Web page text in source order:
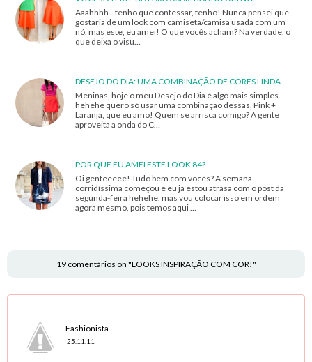
Aaahhhh...tenho que confessar, tenho! Nunca pensei que
gostaria de um look com camiseta/camisa usada com um
nó, mas este, eu amei! O que vocês acham? Na verdade, o
que deixa o visu…
DESEJO DO DIA: UMA COMBINAÇÃO DE CORES LINDA
Meninas, hoje o meu Desejo do Dia é algo mais simples
hehehe quero só usar uma combinação dessas, Pink +
Laranja, que eu amo! Quem se arrisca comigo? A gente
aproveita a onda do C…
POR QUE EU AMEI ESTE LOOK 84?
Oi genteeeee! Tudo bem com vocês? A semana
corridíssima começou e eu já estou atrasa com o post da
segunda-feira hehehe, mas vou colocar isso em ordem
agora mesmo, pois temos aqui …
19 comentários on "LOOKS INSPIRAÇÃO COM COR!"
Fashionista
25.11.11